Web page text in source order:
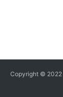
Copyright © 2022